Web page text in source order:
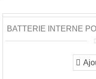
BATTERIE INTERNE